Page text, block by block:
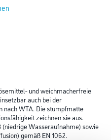
und weichmacherfreie
auch bei der
nach WTA. Die stumpfmatte
zeichnen sie aus.
Wasseraufnahme) sowie
gemäß EN 1062.